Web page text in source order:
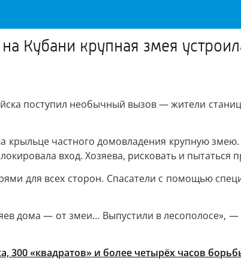
Кубани крупная змея
поступил необычный вызов — жители
частного домовладения крупную
вход. Хозяева, рисковать и пытаться
для всех сторон. Спасатели с помощью
дома — от змеи… Выпустили в лесополосе»,
300 «квадратов» и более четырёх часов